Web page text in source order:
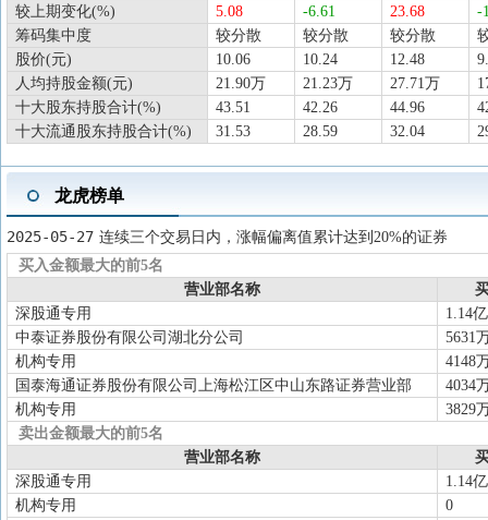
较上期变化(%)
5.08 -6.61 23.68
-
筹码集中度
较分散 较分散 较分散
股价(元)
10.06 10.24 12.48
人均持股金额(元)
21.90万 21.23万 27.71万
十大股东持股合计(%)
43.51 42.26 44.96
十大流通股东持股合计(%)
31.53 28.59 32.04
龙虎榜单
2025-05-27 连续三个交易日内，涨幅偏离值累计达到20%的证券
买入金额最大的前5名
营业部名称
深股通专用
1.14亿
中泰证券股份有限公司湖北分公司
5631
机构专用
4148
国泰海通证券股份有限公司上海松江区中山东路证券营业部
4034
机构专用
3829
卖出金额最大的前5名
营业部名称
深股通专用
1.14亿
机构专用
0